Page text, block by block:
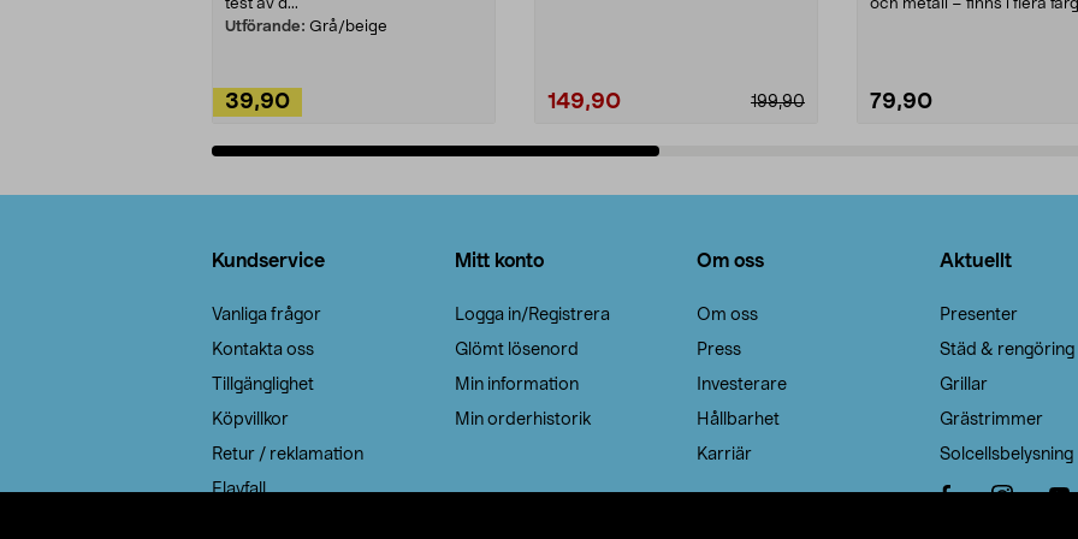
test av d...
Utförande: Grå/beige
39,90 199,90
149,90
och metall – finns i flera
79,90
Kundservice
Vanliga frågor
Kontakta oss
Tillgänglighet
Köpvillkor
Retur / reklamation
Elavfall
Mitt konto
Logga in/Registrera
Glömt lösenord
Min information
Min orderhistorik
Om oss
Om oss
Press
Investerare
Hållbarhet
Karriär
Aktuellt
Presenter
Städ & rengöring
Grillar
Grästrimmer
Solcellsbelysning